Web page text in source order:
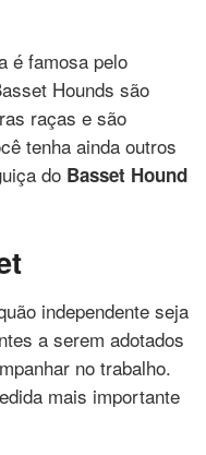
é famosa pelo
Hounds são
raças e são
tenha ainda outros
do Basset Hound
independente seja
a serem adotados
no trabalho.
mais importante